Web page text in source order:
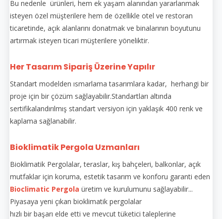
Bu nedenle ürünleri, hem ek yaşam alanından yararlanmak
isteyen özel müşterilere hem de özellikle otel ve restoran
ticaretinde, açık alanlarını donatmak ve binalarının boyutunu
artırmak isteyen ticari müşterilere yöneliktir.
Her Tasarım Sipariş Üzerine Yapılır
Standart modelden ısmarlama tasarımlara kadar, herhangi bir
proje için bir çözüm sağlayabilir.Standartları altında
sertifikalandırılmış standart versiyon için yaklaşık 400 renk ve
kaplama sağlanabilir.
Bioklimatik Pergola Uzmanları
Bioklimatik Pergolalar, teraslar, kış bahçeleri, balkonlar, açık
mutfaklar için koruma, estetik tasarım ve konforu garanti eden
Bioclimatic Pergola üretim ve kurulumunu sağlayabilir...
Piyasaya yeni çıkan bioklimatik pergolalar
hızlı bir başarı elde etti ve mevcut tüketici taleplerine